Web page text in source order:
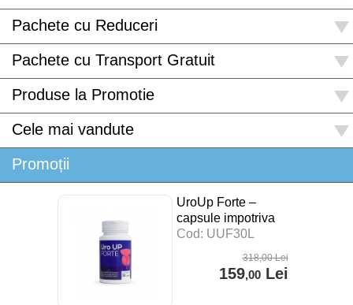
Pachete cu Reduceri
Pachete cu Transport Gratuit
Produse la Promotie
Cele mai vandute
Promoții
UroUp Forte –
capsule impotriva
prostatitei – 30 cps
Cod: UUF30L
318,00Lei
159,00Lei